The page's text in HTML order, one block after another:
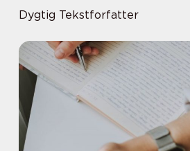
Dygtig Tekstforfatter